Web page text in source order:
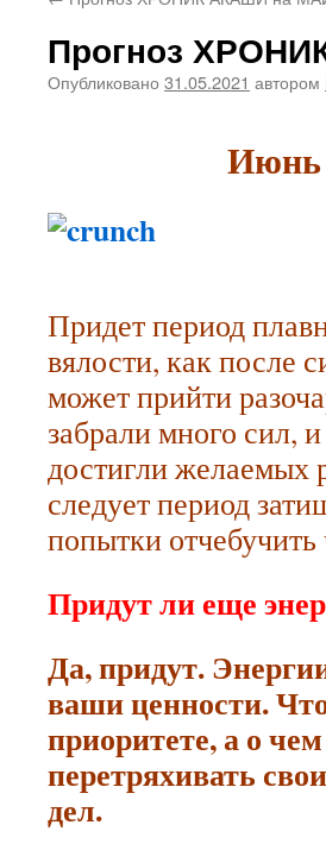
содержимому
Прогноз
Опубликовано 31.05.2021 автором
Июнь
Придет период
вялости, как после
может прийти
забрали много сил,
достигли желаемых
следует период
попытки отчебучить
Придут ли еще
Да, придут.
ваши ценности.
приоритете, а о
перетряхивать
дел.